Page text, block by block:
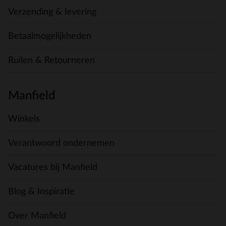
Verzending & levering
Betaalmogelijkheden
Ruilen & Retourneren
Manfield
Winkels
Verantwoord ondernemen
Vacatures bij Manfield
Blog & Inspiratie
Over Manfield